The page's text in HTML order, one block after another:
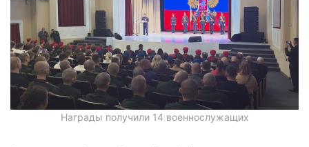
Награды получили 14 военнослужащих